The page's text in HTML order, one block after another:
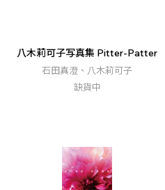
八木莉可子写真集 Pitter-Patter
石田真澄、八木莉可子
缺貨中